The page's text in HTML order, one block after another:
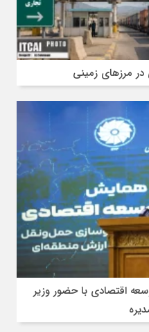
مرز‌های زمینی
اقتصادی با حضور وزیر